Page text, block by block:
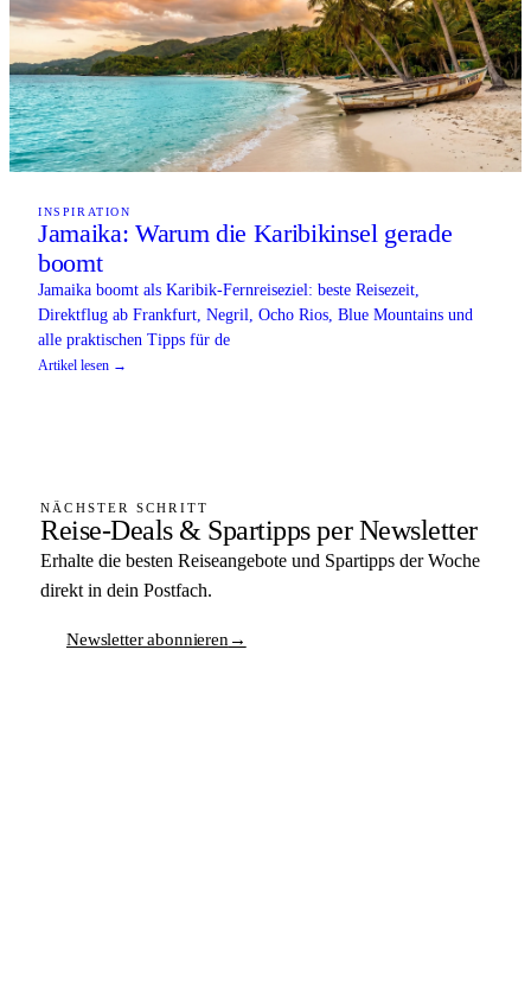
INSPIRATION
Jamaika: Warum die Karibikinsel gerade
boomt
Jamaika boomt als Karibik-Fernreiseziel: beste Reisezeit,
Direktflug ab Frankfurt, Negril, Ocho Rios, Blue Mountains und
alle praktischen Tipps für de
Artikel lesen →
NÄCHSTER SCHRITT
Reise-Deals & Spartipps per Newsletter
Erhalte die besten Reiseangebote und Spartipps der Woche
direkt in dein Postfach.
Newsletter abonnieren →